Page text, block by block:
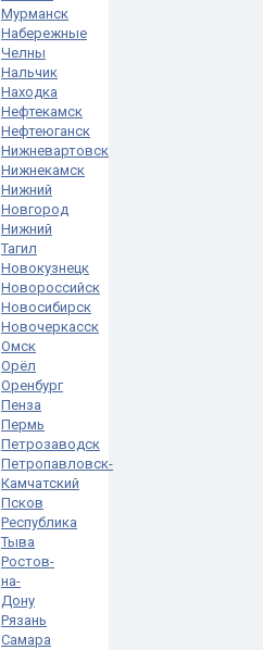
Мурманск
Набережные
Челны
Нальчик
Находка
Нефтекамск
Нефтеюганск
Нижневартовск
Нижнекамск
Нижний
Новгород
Нижний
Тагил
Новокузнецк
Новороссийск
Новосибирск
Новочеркасск
Омск
Орёл
Оренбург
Пенза
Пермь
Петрозаводск
Петропавловск-
Камчатский
Псков
Республика
Тыва
Ростов-
на-
Дону
Рязань
Самара